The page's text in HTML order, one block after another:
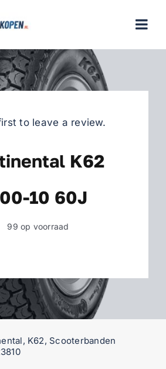
Home
My Account
Cart
to leave a review.
K62
10 60J
99 op voorraad
, K62, Scooterbanden